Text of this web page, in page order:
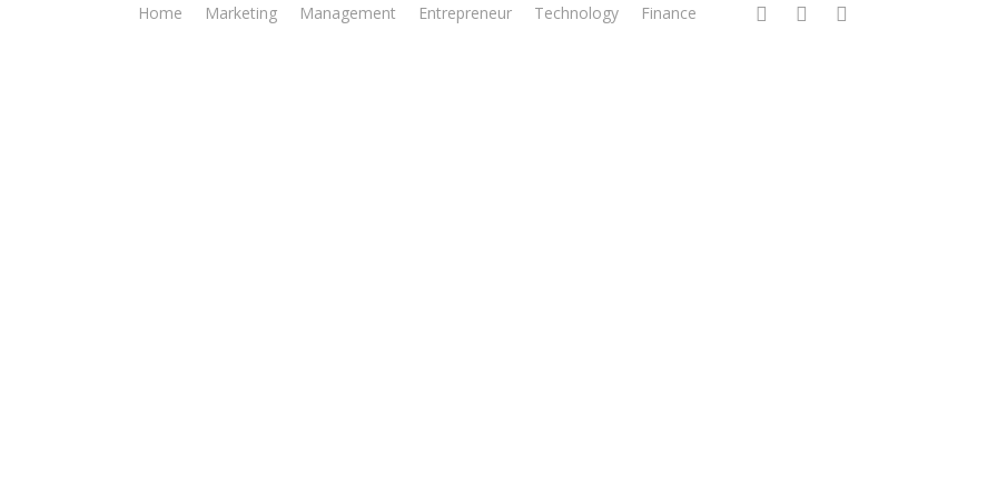
Home Marketing Management Entrepreneur Technology Finance facebooklinkedin instagram